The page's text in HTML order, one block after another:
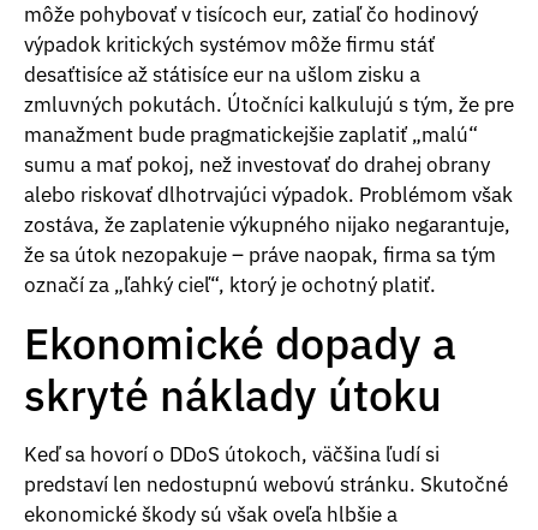
môže pohybovať v tisícoch eur, zatiaľ čo hodinový
výpadok kritických systémov môže firmu stáť
desaťtisíce až státisíce eur na ušlom zisku a
zmluvných pokutách. Útočníci kalkulujú s tým, že pre
manažment bude pragmatickejšie zaplatiť „malú“
sumu a mať pokoj, než investovať do drahej obrany
alebo riskovať dlhotrvajúci výpadok. Problémom však
zostáva, že zaplatenie výkupného nijako negarantuje,
že sa útok nezopakuje – práve naopak, firma sa tým
označí za „ľahký cieľ“, ktorý je ochotný platiť.
Ekonomické dopady a
skryté náklady útoku
Keď sa hovorí o DDoS útokoch, väčšina ľudí si
predstaví len nedostupnú webovú stránku. Skutočné
ekonomické škody sú však oveľa hlbšie a